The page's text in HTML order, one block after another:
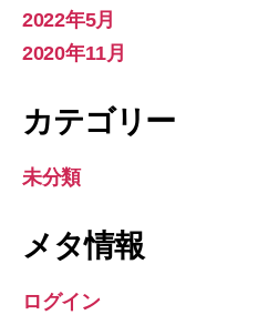
2022年5月
2020年11月
カテゴリー
未分類
メタ情報
ログイン